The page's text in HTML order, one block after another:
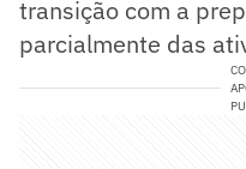
transição com a
parcialmente das